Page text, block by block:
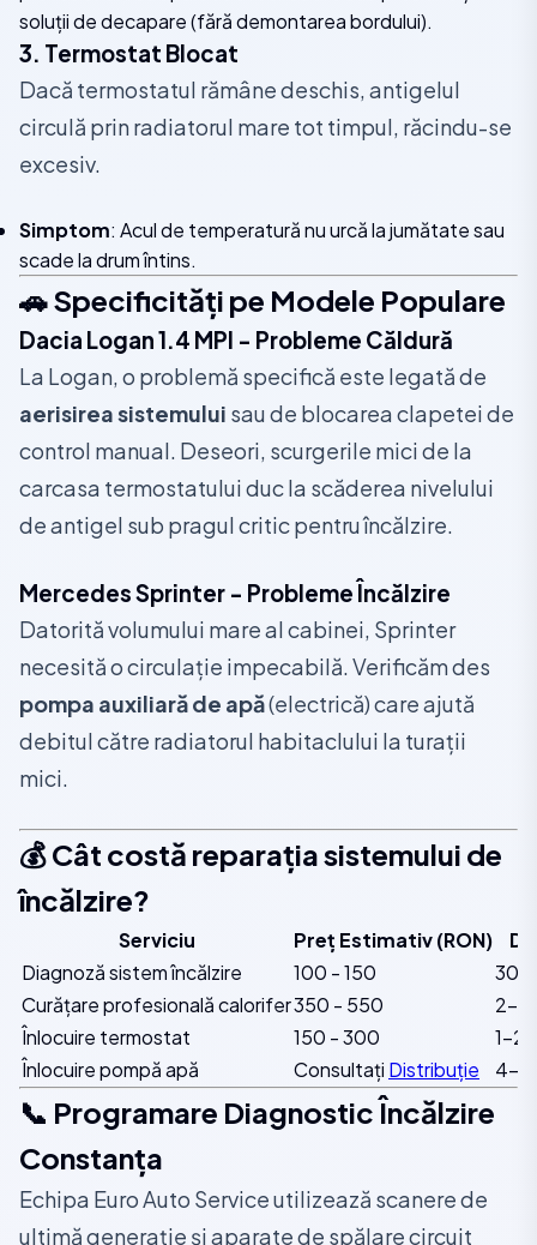
soluții de decapare (fără demontarea bordului).
3. Termostat Blocat
Dacă termostatul rămâne deschis, antigelul
circulă prin radiatorul mare tot timpul, răcindu-se
excesiv.
Simptom: Acul de temperatură nu urcă la jumătate sau
scade la drum întins.
🚗 Specificități pe Modele Populare
Dacia Logan 1.4 MPI - Probleme Căldură
La Logan, o problemă specifică este legată de
aerisirea sistemului sau de blocarea clapetei de
control manual. Deseori, scurgerile mici de la
carcasa termostatului duc la scăderea nivelului
de antigel sub pragul critic pentru încălzire.
Mercedes Sprinter - Probleme Încălzire
Datorită volumului mare al cabinei, Sprinter
necesită o circulație impecabilă. Verificăm des
pompa auxiliară de apă(electrică) care ajută
debitul către radiatorul habitaclului la turații
mici.
💰 Cât costă reparația sistemului de
încălzire?
Serviciu Preț Estimativ (RON)
Diagnoză sistem încălzire
100 - 150
30-
Curățare profesională calorifer350 - 550
2-3
Înlocuire termostat
150 - 300
1-2
Înlocuire pompă apă
Consultați Distribuție 4-6
📞 Programare Diagnostic Încălzire
Constanța
Echipa Euro Auto Service utilizează scanere de
ultimă generație și aparate de spălare circuit